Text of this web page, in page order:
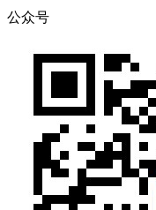
公众号